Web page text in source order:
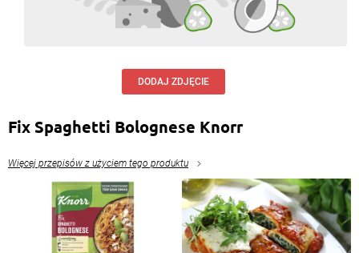
DODAJ ZDJĘCIE
Fix Spaghetti Bolognese Knorr
Więcej przepisów z użyciem tego produktu